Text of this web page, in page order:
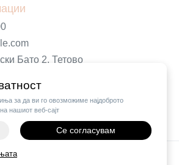
за да ви го овозможиме најдоброто
нашиот веб-сајт
Се согласувам +
Бато 2, Тетово
Vendor x